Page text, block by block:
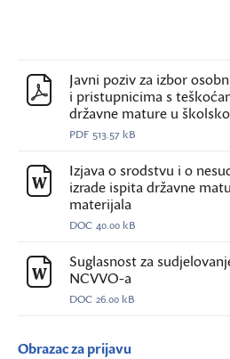
Javni poziv za izbor
i pristupnicima s
državne mature u
PDF 513.57 kB
Izjava o srodstvu i o
izrade ispita državne
materijala
DOC 40.00 kB
Suglasnost za
NCVVO-a
DOC 26.00 kB
Obrazac za prijavu